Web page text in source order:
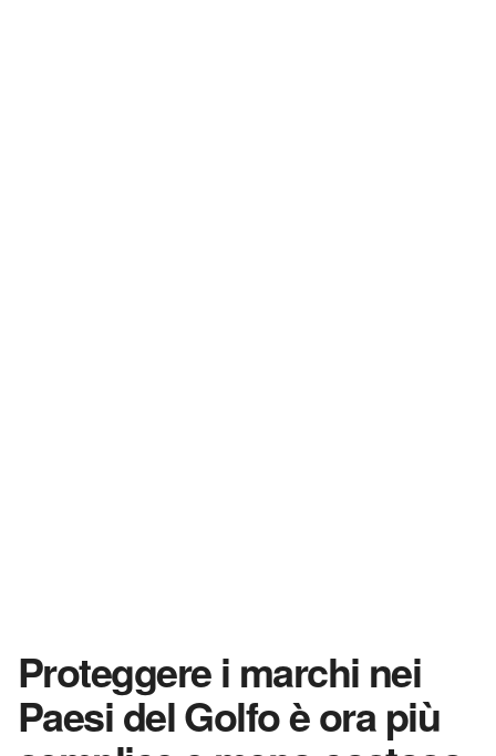
Proteggere i marchi nei
Paesi del Golfo è ora più